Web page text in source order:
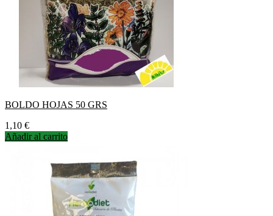
BOLDO HOJAS 50 GRS
Precio
1,10 €
Añadir al carrito